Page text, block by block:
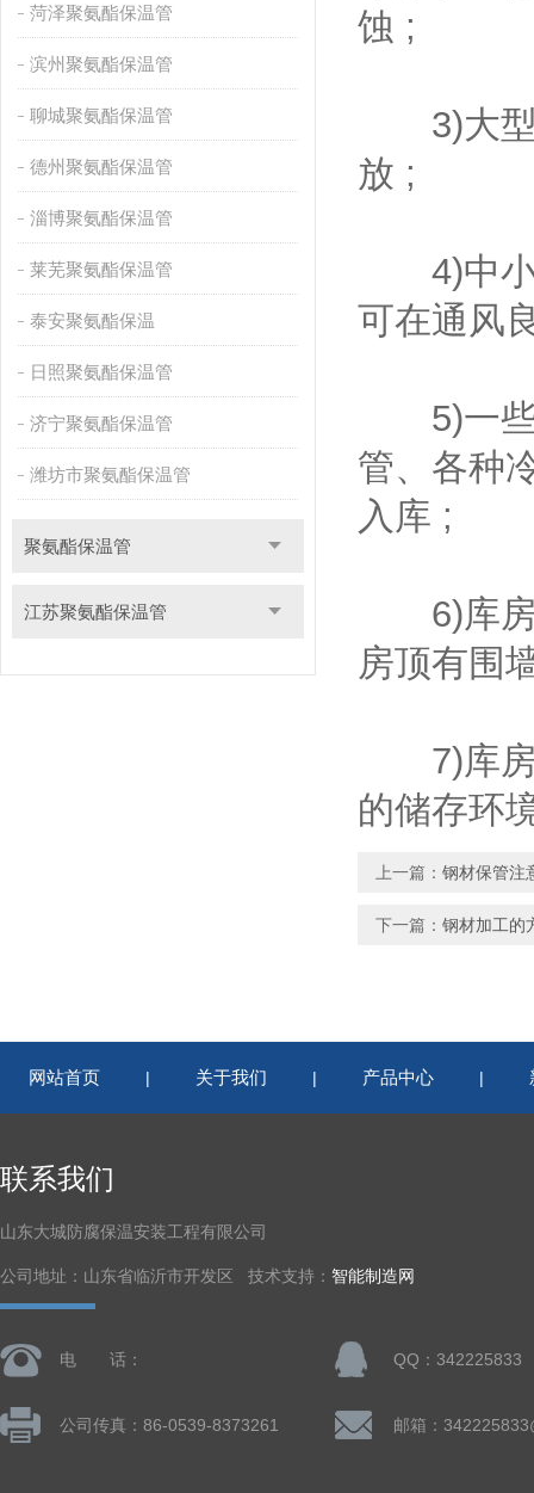
菏泽聚氨酯保温管
滨州聚氨酯保温管
聊城聚氨酯保温管
德州聚氨酯保温管
淄博聚氨酯保温管
莱芜聚氨酯保温管
泰安聚氨酯保温
日照聚氨酯保温管
济宁聚氨酯保温管
潍坊市聚氨酯保温管
聚氨酯保温管
江苏聚氨酯保温管
蚀 ;
3)大型
放 ;
4)中小
可在通风
5)一些
管、各种
入库 ;
6)库房
房顶有围
7)库房
的储存环
上一篇： 钢材保管注
下一篇： 钢材加工的
网站首页 | 关于我们 | 产品中心 |
联系我们
山东大城防腐保温安装工程有限公司
公司地址：山东省临沂市开发区 技术支持： 智能制造网
电 话： QQ：342225833
公司传真：86-0539-8373261 邮箱：